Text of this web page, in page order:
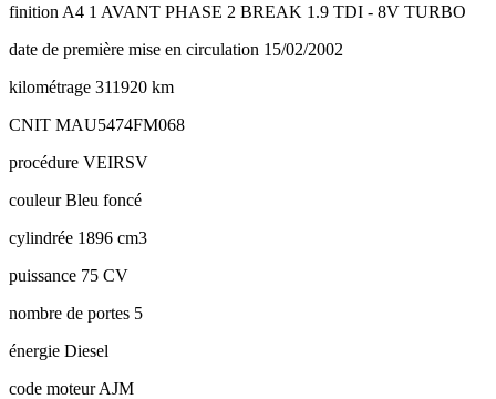
finition A4 1 AVANT PHASE 2 BREAK 1.9 TDI - 8V TURBO
date de première mise en circulation 15/02/2002
kilométrage 311920 km
CNIT MAU5474FM068
procédure VEIRSV
couleurBleu foncé
cylindrée 1896 cm3
puissance 75 CV
nombre de portes 5
énergie Diesel
code moteurAJM